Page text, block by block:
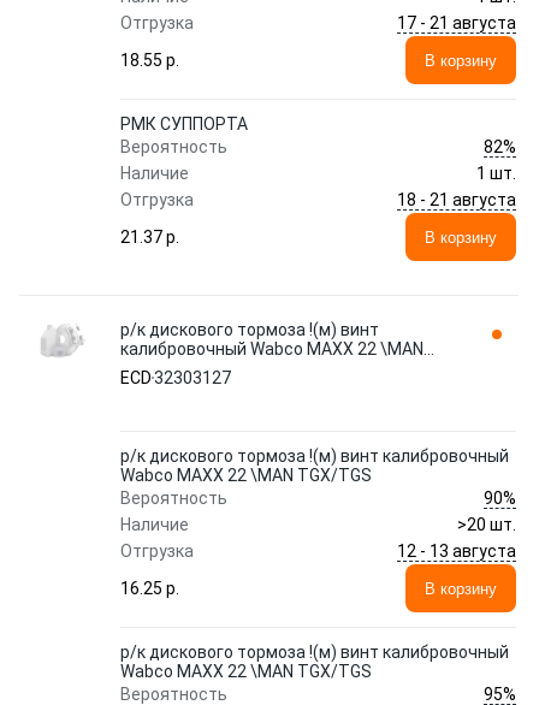
Отгрузка
17 - 21 августа
18.55 p.
В корзину
РМК СУППОРТА
Вероятность
82%
Наличие
1 шт.
Отгрузка
18 - 21 августа
21.37 p.
В корзину
р/к дискового тормоза !(м) винт
калибровочный Wabco MAXX 22 \MAN
TGX/TGS 32303127 ECD
ECD32303127
р/к дискового тормоза !(м) винт калибровочный
Wabco MAXX 22 \MAN TGX/TGS
Вероятность
90%
Наличие
>20 шт.
Отгрузка
12 - 13 августа
16.25 p.
В корзину
р/к дискового тормоза !(м) винт калибровочный
Wabco MAXX 22 \MAN TGX/TGS
Вероятность
95%